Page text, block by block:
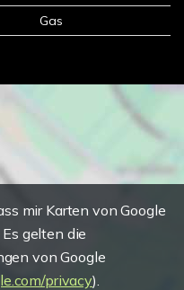
Gas
mir Karten von Google
gelten die
von Google
privacy).